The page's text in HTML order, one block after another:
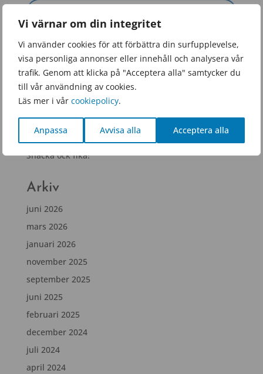
Vi värnar om din integritet
Vi använder cookies för att förbättra din surfupplevelse,
visa personliga annonser eller innehåll och analysera vår
trafik. Genom att klicka på "Acceptera alla" samtycker du
till vår användning av cookies.
Läs mer i vår cookiepolicy.
Anpassa Avvisa alla Acceptera alla
Senaste inläggen
Nu säger vi tack för det här läsåret!
Låt jakten börja! Operation: De förlorade äggen 🐣
Öppet hus 28 mars
Årets Tranåsambassadör – rektor Matilda
Senewiratne!
Snacka ock fika!
Arkiv
juni 2026
mars 2026
januari 2026
november 2025
september 2025
juni 2025
februari 2025
december 2024
juli 2024
april 2024